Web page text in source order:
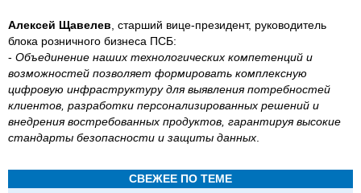
Алексей Щавелев , старший вице-президент, руководитель
блока розничного бизнеса ПСБ:
- Объединение наших технологических компетенций и
возможностей позволяет формировать комплексную
цифровую инфраструктуру для выявления потребностей
клиентов, разработки персонализированных решений и
внедрения востребованных продуктов, гарантируя высокие
стандарты безопасности и защиты данных
СВЕЖЕЕ ПО ТЕМЕ